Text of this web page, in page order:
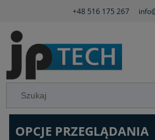
+48 516 175 267
OPCJE PRZEGLĄDANIA